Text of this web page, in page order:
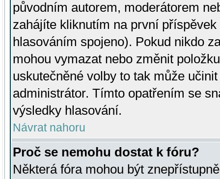
původním autorem, moderátorem
zahájíte kliknutím na první
hlasováním spojeno). Pokud nikdo
mohou vymazat nebo změnit
uskutečněné volby to tak může
administrátor. Tímto opatřením se
výsledky hlasování.
Návrat nahoru
Proč se nemohu dostat k fóru?
Některá fóra mohou být